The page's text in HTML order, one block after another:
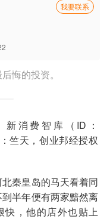
我要联系
悔的投资。
消费智库（ID：
竺天，创业邦经授权
秦皇岛的马天看着同
半年便有两家黯然离
快，他的店外也贴上